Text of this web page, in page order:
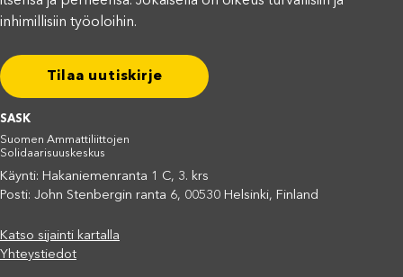
inhimillisiin työoloihin.
Tilaa uutiskirje
SASK
Suomen Ammattiliittojen
Solidaarisuuskeskus
Käynti: Hakaniemenranta 1 C, 3. krs
Posti: John Stenbergin ranta 6, 00530 Helsinki, Finland
Katso sijainti kartalla
Yhteystiedot